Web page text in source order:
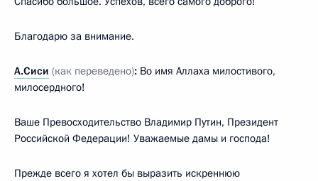
Благодарю за внимание.
А.Сиси (как переведено): Во имя Аллаха милостивого,
милосердного!
Ваше Превосходительство Владимир Путин, Президент
Российской Федерации! Уважаемые дамы и господа!
Прежде всего я хотел бы выразить искреннюю